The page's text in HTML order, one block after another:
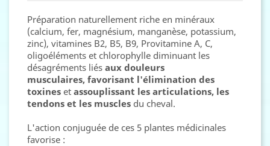
Préparation naturellement riche en minéraux
(calcium, fer, magnésium, manganèse, potassium,
zinc), vitamines B2, B5, B9, Provitamine A, C,
oligoéléments et chlorophylle diminuant les
désagréments liés aux douleurs
musculaires, favorisant l'élimination des
toxines et assouplissant les articulations, les
tendons et les muscles du cheval.
L'action conjuguée de ces 5 plantes médicinales
favorise :